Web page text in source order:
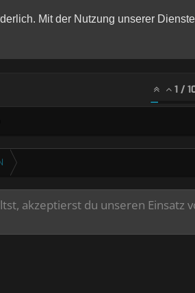
Mit der Nutzung unserer
1 /
akzeptierst du unseren Einsatz